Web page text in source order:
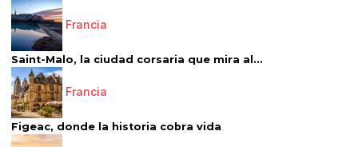
Francia
Saint-Malo, la ciudad corsaria que mira al...
Francia
Figeac, donde la historia cobra vida